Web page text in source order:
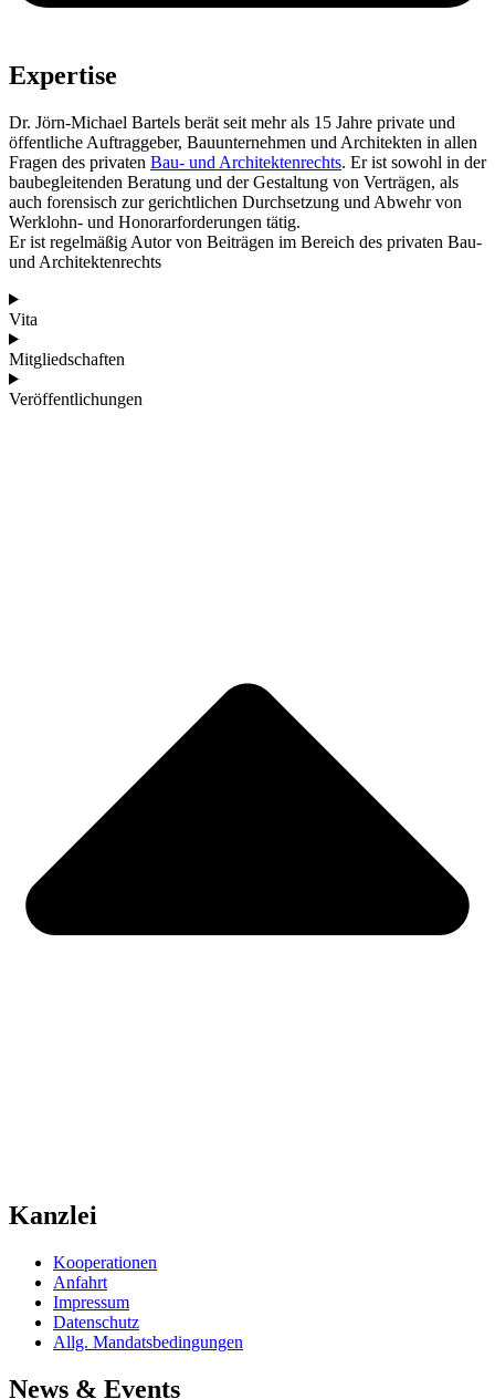
Expertise
Dr. Jörn-Michael Bartels berät seit mehr als 15 Jahre private und
öffentliche Auftraggeber, Bauunternehmen und Architekten in allen
Fragen des privaten Bau- und Architektenrechts. Er ist sowohl in der
baubegleitenden Beratung und der Gestaltung von Verträgen, als
auch forensisch zur gerichtlichen Durchsetzung und Abwehr von
Werklohn- und Honorarforderungen tätig.
Er ist regelmäßig Autor von Beiträgen im Bereich des privaten Bau-
und Architektenrechts
Vita
Mitgliedschaften
Veröffentlichungen
Kanzlei
Kooperationen
Anfahrt
Impressum
Datenschutz
Allg. Mandatsbedingungen
News & Events